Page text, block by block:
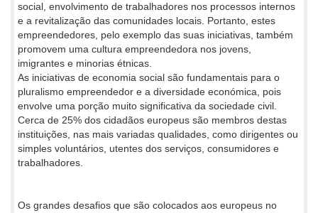
social, envolvimento de trabalhadores nos processos internos
e a revitalização das comunidades locais. Portanto, estes
empreendedores, pelo exemplo das suas iniciativas, também
promovem uma cultura empreendedora nos jovens,
imigrantes e minorias étnicas.
As iniciativas de economia social são fundamentais para o
pluralismo empreendedor e a diversidade económica, pois
envolve uma porção muito significativa da sociedade civil.
Cerca de 25% dos cidadãos europeus são membros destas
instituições, nas mais variadas qualidades, como dirigentes ou
simples voluntários, utentes dos serviços, consumidores e
trabalhadores.
Os grandes desafios que são colocados aos europeus no